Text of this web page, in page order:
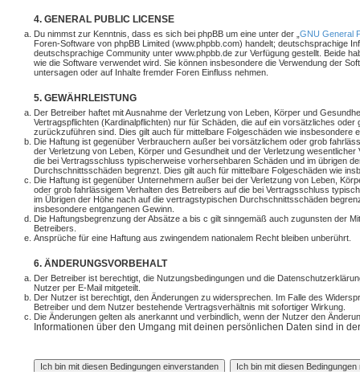
4. GENERAL PUBLIC LICENSE
Du nimmst zur Kenntnis, dass es sich bei phpBB um eine unter der „ GNU General
Foren-Software von phpBB Limited (www.phpbb.com) handelt; deutschsprachige
deutschsprachige Community unter www.phpbb.de zur Verfügung gestellt. Beide
wie die Software verwendet wird. Sie können insbesondere die Verwendung der
untersagen oder auf Inhalte fremder Foren Einfluss nehmen.
5. GEWÄHRLEISTUNG
Der Betreiber haftet mit Ausnahme der Verletzung von Leben, Körper und
Vertragspflichten (Kardinalpflichten) nur für Schäden, die auf ein vorsätzliches oder
zurückzuführen sind. Dies gilt auch für mittelbare Folgeschäden wie insbesondere
Die Haftung ist gegenüber Verbrauchern außer bei vorsätzlichem oder grob
der Verletzung von Leben, Körper und Gesundheit und der Verletzung
die bei Vertragsschluss typischerweise vorhersehbaren Schäden und im übrigen
Durchschnittsschäden begrenzt. Dies gilt auch für mittelbare Folgeschäden wie
Die Haftung ist gegenüber Unternehmern außer bei der Verletzung von Leben,
oder grob fahrlässigem Verhalten des Betreibers auf die bei Vertragsschluss
im Übrigen der Höhe nach auf die vertragstypischen Durchschnittsschäden
insbesondere entgangenen Gewinn.
Die Haftungsbegrenzung der Absätze a bis c gilt sinngemäß auch zugunsten der
Betreibers.
Ansprüche für eine Haftung aus zwingendem nationalem Recht bleiben unberührt.
6. ÄNDERUNGSVORBEHALT
Der Betreiber ist berechtigt, die Nutzungsbedingungen und die
Nutzer per E-Mail mitgeteilt.
Der Nutzer ist berechtigt, den Änderungen zu widersprechen. Im Falle des
Betreiber und dem Nutzer bestehende Vertragsverhältnis mit sofortiger Wirkung.
Die Änderungen gelten als anerkannt und verbindlich, wenn der Nutzer den
Informationen über den Umgang mit deinen persönlichen Daten sind in